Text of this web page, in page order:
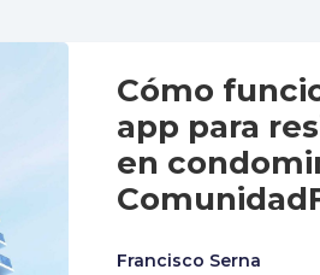
Cómo
app para
en
Francisco Serna